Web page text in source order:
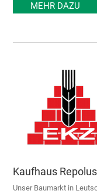
MEHR DAZU
Kaufhaus
Unser Baumarkt in